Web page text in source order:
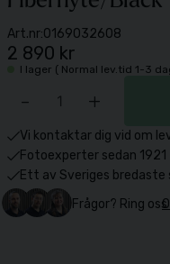
Art.nr:0169032608
2 890 kr
I lager ( Normal lev.tid 1-3
- +
Vi kontaktar dig vid om
Fotoexperter sedan 1921
Ett av Sveriges
Frågor? Ring oss